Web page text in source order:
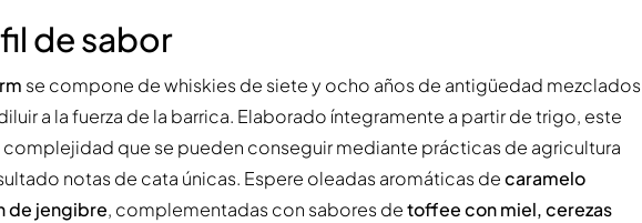
de sabor
se compone de whiskies de siete y ocho años de antigüedad mezclados
a la fuerza de la barrica. Elaborado íntegramente a partir de trigo, este
que se pueden conseguir mediante prácticas de agricultura
notas de cata únicas. Espere oleadas aromáticas decaramelo
de jengibre, complementadas con sabores detoffee con miel, cerezas